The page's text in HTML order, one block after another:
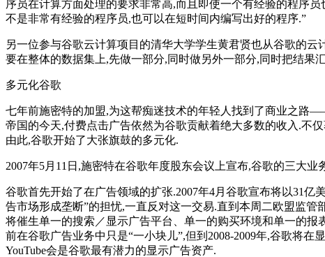
序员在计算方面处理的要求非常高,而且即使一个有经验的程序
不是非常有经验的程序员,也可以在短时间内编写出好的程序.”
另一位参与谷歌云计算项目的清华大学学生黄君贤也从谷歌的
要在整体的数据集上,先做一部分,同时做另外一部分,同时把结果
多元化谷歌
七年前施密特的加盟,为这帮痴迷技术的年轻人找到了商业之路
帝国的今天,付费点击广告依然为谷歌贡献着绝大多数的收入.不
由此,谷歌开始了大张旗鼓的多元化.
2007年5月11日,施密特在谷歌年度股东会议上宣布,谷歌的三大
谷歌首先开始了在广告领域的扩张.2007年4月谷歌宣布将以31
告市场形成垄断”的担忧,一直反对这一交易.直到本周二欧盟监
将催生单一的搜索／显示广告平台、单一的购买环境和单一的
前在谷歌广告业务中只是“一小块儿”,但到2008-2009年,谷歌将
YouTube会是谷歌最有潜力的显示广告资产.